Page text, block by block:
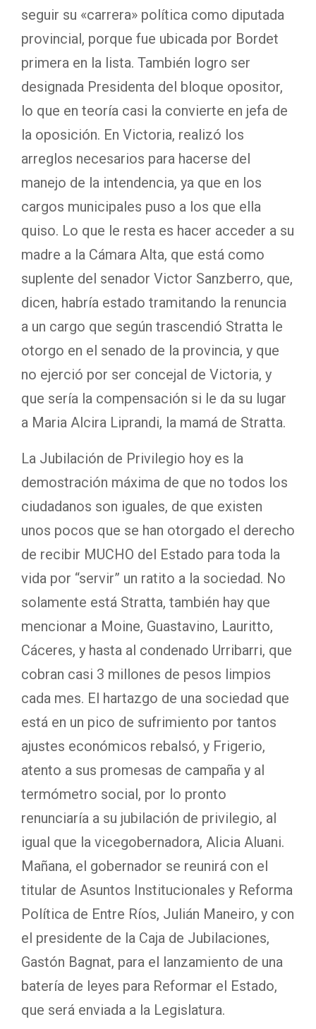
seguir su «carrera» política como diputada
provincial, porque fue ubicada por Bordet
primera en la lista. También logro ser
designada Presidenta del bloque opositor,
lo que en teoría casi la convierte en jefa de
la oposición. En Victoria, realizó los
arreglos necesarios para hacerse del
manejo de la intendencia, ya que en los
cargos municipales puso a los que ella
quiso. Lo que le resta es hacer acceder a su
madre a la Cámara Alta, que está como
suplente del senador Victor Sanzberro, que,
dicen, habría estado tramitando la renuncia
a un cargo que según trascendió Stratta le
otorgo en el senado de la provincia, y que
no ejerció por ser concejal de Victoria, y
que sería la compensación si le da su lugar
a Maria Alcira Liprandi, la mamá de Stratta.
La Jubilación de Privilegio hoy es la
demostración máxima de que no todos los
ciudadanos son iguales, de que existen
unos pocos que se han otorgado el derecho
de recibir MUCHO del Estado para toda la
vida por “servir” un ratito a la sociedad. No
solamente está Stratta, también hay que
mencionar a Moine, Guastavino, Lauritto,
Cáceres, y hasta al condenado Urribarri, que
cobran casi 3 millones de pesos limpios
cada mes. El hartazgo de una sociedad que
está en un pico de sufrimiento por tantos
ajustes económicos rebalsó, y Frigerio,
atento a sus promesas de campaña y al
termómetro social, por lo pronto
renunciaría a su jubilación de privilegio, al
igual que la vicegobernadora, Alicia Aluani.
Mañana, el gobernador se reunirá con el
titular de Asuntos Institucionales y Reforma
Política de Entre Ríos, Julián Maneiro, y con
el presidente de la Caja de Jubilaciones,
Gastón Bagnat, para el lanzamiento de una
batería de leyes para Reformar el Estado,
que será enviada a la Legislatura.